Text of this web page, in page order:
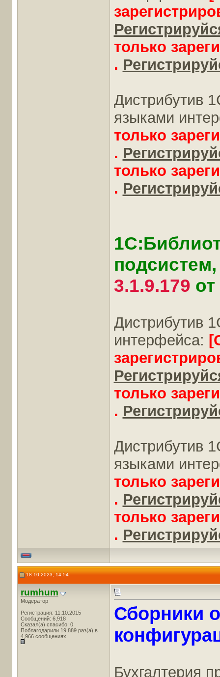
только
.
Дистрибутив
языками
только
.
только
.
3.1.9.179
Дистрибутив
интерфейса:
только
.
Дистрибутив
языками
только
.
только
.
18.10.2023, 14:54
rumhum
Модератор
Регистрация: 11.10.2015
Сообщений: 6,918
Сказал(а) спасибо: 0
Поблагодарили 19,889 раз(а) в
4,966 сообщениях
Сборники
Бухгалтерия